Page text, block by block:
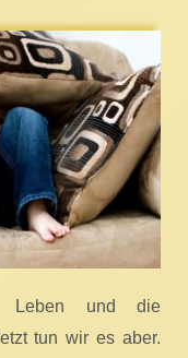
Leben und die
tun wir es aber.